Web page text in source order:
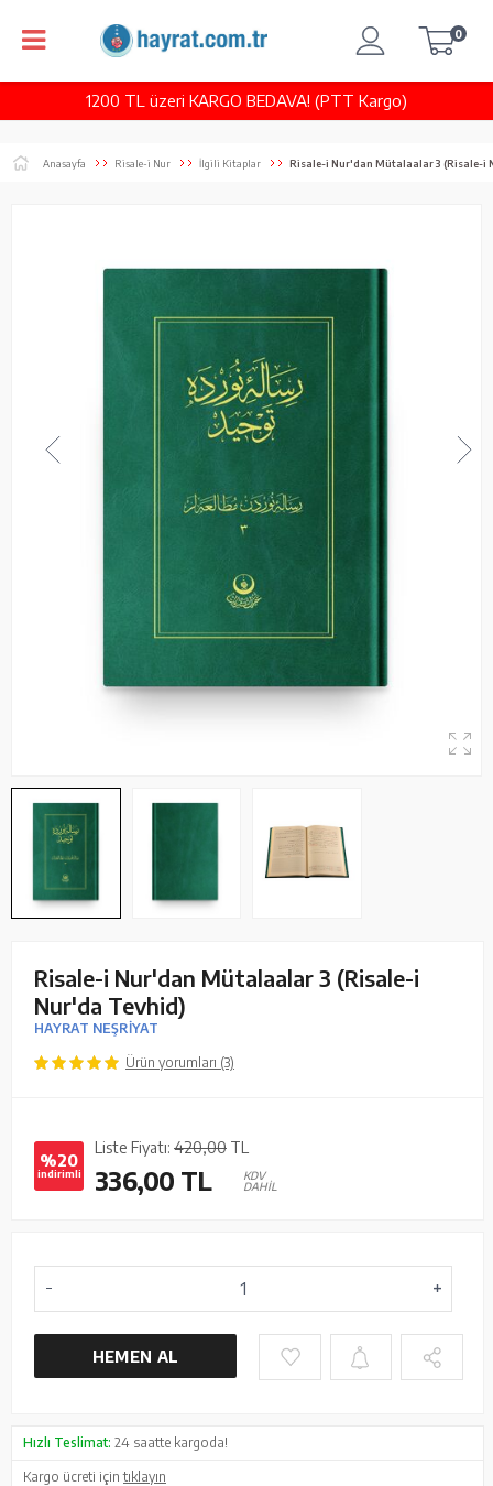
1200 TL üzeri KARGO BEDAVA! (PTT Kargo)
0
Anasayfa Risale-i Nur İlgili Kitaplar Risale-i Nur'dan Mütalaalar 3 (Risale-i
Risale-i Nur'dan Mütalaalar 3 (Risale-i
Nur'da Tevhid)
HAYRAT NEŞRİYAT
Ürün yorumları (3)
%20
indirimli
Liste Fiyatı: 420,00 TL
336,00 TL
KDV
DAHİL
HEMEN AL
Hızlı Teslimat: 24 saatte kargoda!
Kargo ücreti içintıklayın